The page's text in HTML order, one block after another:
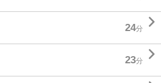
24分 
23分 